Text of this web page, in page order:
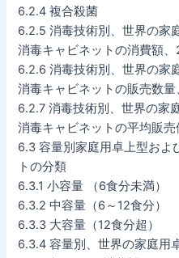
6.2.4 複合殺菌
6.2.5 消毒技術別、世界の家
消毒キャビネットの消費額
6.2.6 消毒技術別、世界の家
消毒キャビネットの販売数
6.2.7 消毒技術別、世界の家
消毒キャビネットの平均販
6.3 容量別家庭用卓上型およ
トの分類
6.3.1 小容量 （6食分未満）
6.3.2 中容量（6～12食分）
6.3.3 大容量（12食分超）
6.3.4 容量別、世界の家庭用